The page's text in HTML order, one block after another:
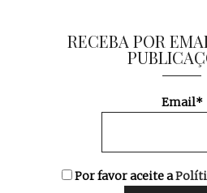
RECEBA POR
Email*
Por favor aceite a